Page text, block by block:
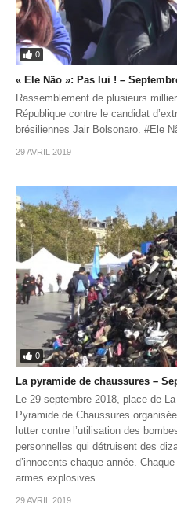
0
« Ele Não »: Pas lui ! –
Rassemblement de plusieurs
République contre le candidat
brésiliennes Jair Bolsonaro. #Ele
29 AVRIL 2019
0
La pyramide de chaussures –
Le 29 septembre 2018, place de
Pyramide de Chaussures
lutter contre l’utilisation des
personnelles qui détruisent des
d’innocents chaque année.
armes explosives
29 AVRIL 2019